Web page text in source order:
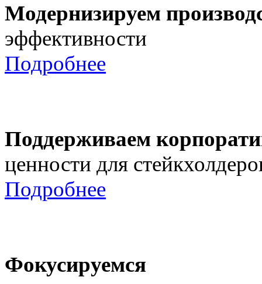
Модернизируем
эффективности
Подробнее
Поддерживаем
ценности для
Подробнее
Фокусируемся